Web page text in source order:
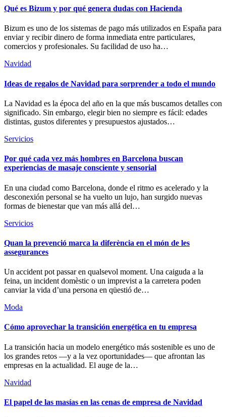
Qué es Bizum y por qué genera dudas con Hacienda
Bizum es uno de los sistemas de pago más utilizados en España para
enviar y recibir dinero de forma inmediata entre particulares,
comercios y profesionales. Su facilidad de uso ha…
Navidad
Ideas de regalos de Navidad para sorprender a todo el mundo
La Navidad es la época del año en la que más buscamos detalles con
significado. Sin embargo, elegir bien no siempre es fácil: edades
distintas, gustos diferentes y presupuestos ajustados…
Servicios
Por qué cada vez más hombres en Barcelona buscan
experiencias de masaje consciente y sensorial
En una ciudad como Barcelona, donde el ritmo es acelerado y la
desconexión personal se ha vuelto un lujo, han surgido nuevas
formas de bienestar que van más allá del…
Servicios
Quan la prevenció marca la diferència en el món de les
assegurances
Un accident pot passar en qualsevol moment. Una caiguda a la
feina, un incident domèstic o un imprevist a la carretera poden
canviar la vida d’una persona en qüestió de…
Moda
Cómo aprovechar la transición energética en tu empresa
La transición hacia un modelo energético más sostenible es uno de
los grandes retos —y a la vez oportunidades— que afrontan las
empresas en la actualidad. El auge de la…
Navidad
El papel de las masías en las cenas de empresa de Navidad